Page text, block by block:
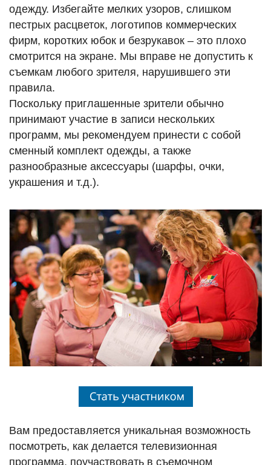
одежду. Избегайте мелких узоров, слишком
пестрых расцветок, логотипов коммерческих
фирм, коротких юбок и безрукавок – это плохо
смотрится на экране. Мы вправе не допустить к
съемкам любого зрителя, нарушившего эти
правила.
Поскольку приглашенные зрители обычно
принимают участие в записи нескольких
программ, мы рекомендуем принести с собой
сменный комплект одежды, а также
разнообразные аксессуары (шарфы, очки,
украшения и т.д.).
Вам предоставляется уникальная возможность
посмотреть, как делается телевизионная
программа, поучаствовать в съемочном